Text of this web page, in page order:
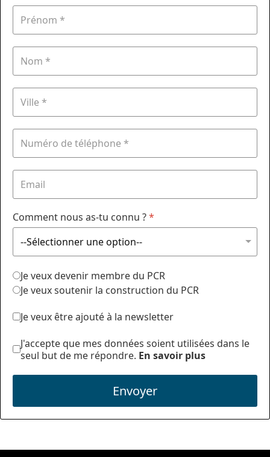
Comment nous as-tu connu ?*
Je veux devenir membre du PCR
Je veux soutenir la construction du PCR
Je veux être ajouté à la newsletter
J'accepte que mes données soient utilisées dans le
seul but de me répondre. En savoir plus
Envoyer